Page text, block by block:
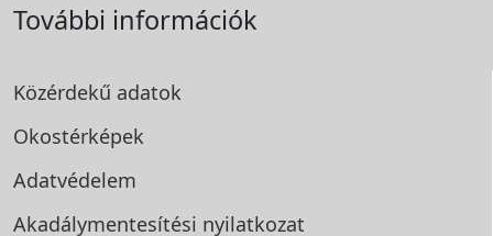
További információk
Közérdekű adatok
Okostérképek
Adatvédelem
Akadálymentesítési nyilatkozat